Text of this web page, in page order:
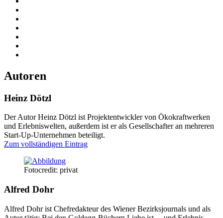
Autoren
Heinz Dötzl
Der Autor Heinz Dötzl ist Projektentwickler von Ökokraftwerken
und Erlebniswelten, außerdem ist er als Gesellschafter an mehreren
Start-Up-Unternehmen beteiligt.
Zum vollständigen Eintrag
Fotocredit: privat
Alfred Dohr
Alfred Dohr ist Chefredakteur des Wiener Bezirksjournals und als